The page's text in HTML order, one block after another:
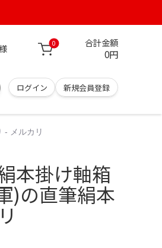
0 合計金額
0円
ログイン 新規会員登録
- メルカリ
本掛け軸箱
)の直筆絹本